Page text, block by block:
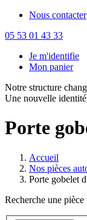
Nous contacter
05 53 01 43 33
Je m'identifie
Mon panier
Notre structure
Une nouvelle
Porte
Accueil
Nos pièces
Porte gobelet
Recherche une pièce